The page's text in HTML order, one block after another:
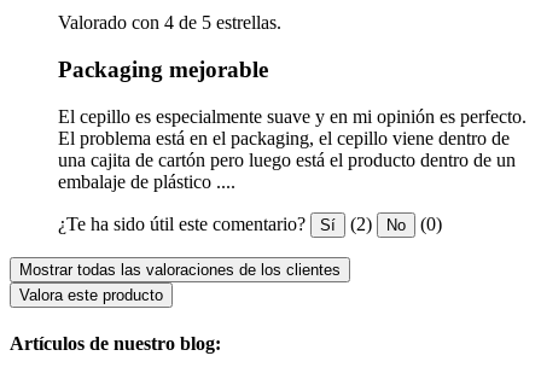
Valorado con 4 de 5 estrellas.
Packaging mejorable
El cepillo es especialmente suave y en mi opinión es perfecto.
El problema está en el packaging, el cepillo viene dentro de
una cajita de cartón pero luego está el producto dentro de un
embalaje de plástico ....
¿Te ha sido útil este comentario? Sí (2) No (0)
Mostrar todas las valoraciones de los clientes
Valora este producto
Artículos de nuestro blog: